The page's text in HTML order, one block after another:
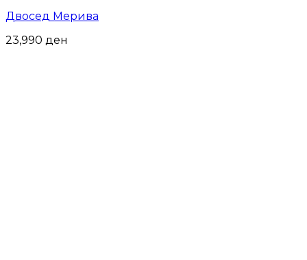
Двосед Мерива
23,990 ден